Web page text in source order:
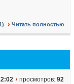
Читать полностью
просмотров: 92